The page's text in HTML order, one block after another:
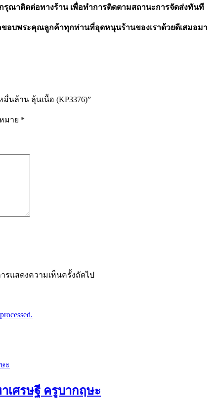
กรุณาติดต่อทางร้าน เพื่อทำการติดตามสถานะการจัดส่งทันที
อบพระคุณลูกค้าทุกท่านที่อุดหนุนร้านของเราด้วยดีเสมอมา
นล้าน ลุ้นเนื้อ (KP3376)”
มาย *
รแสดงความเห็นครั้งถัดไป
เศรษฐี ครูบากฤษะ